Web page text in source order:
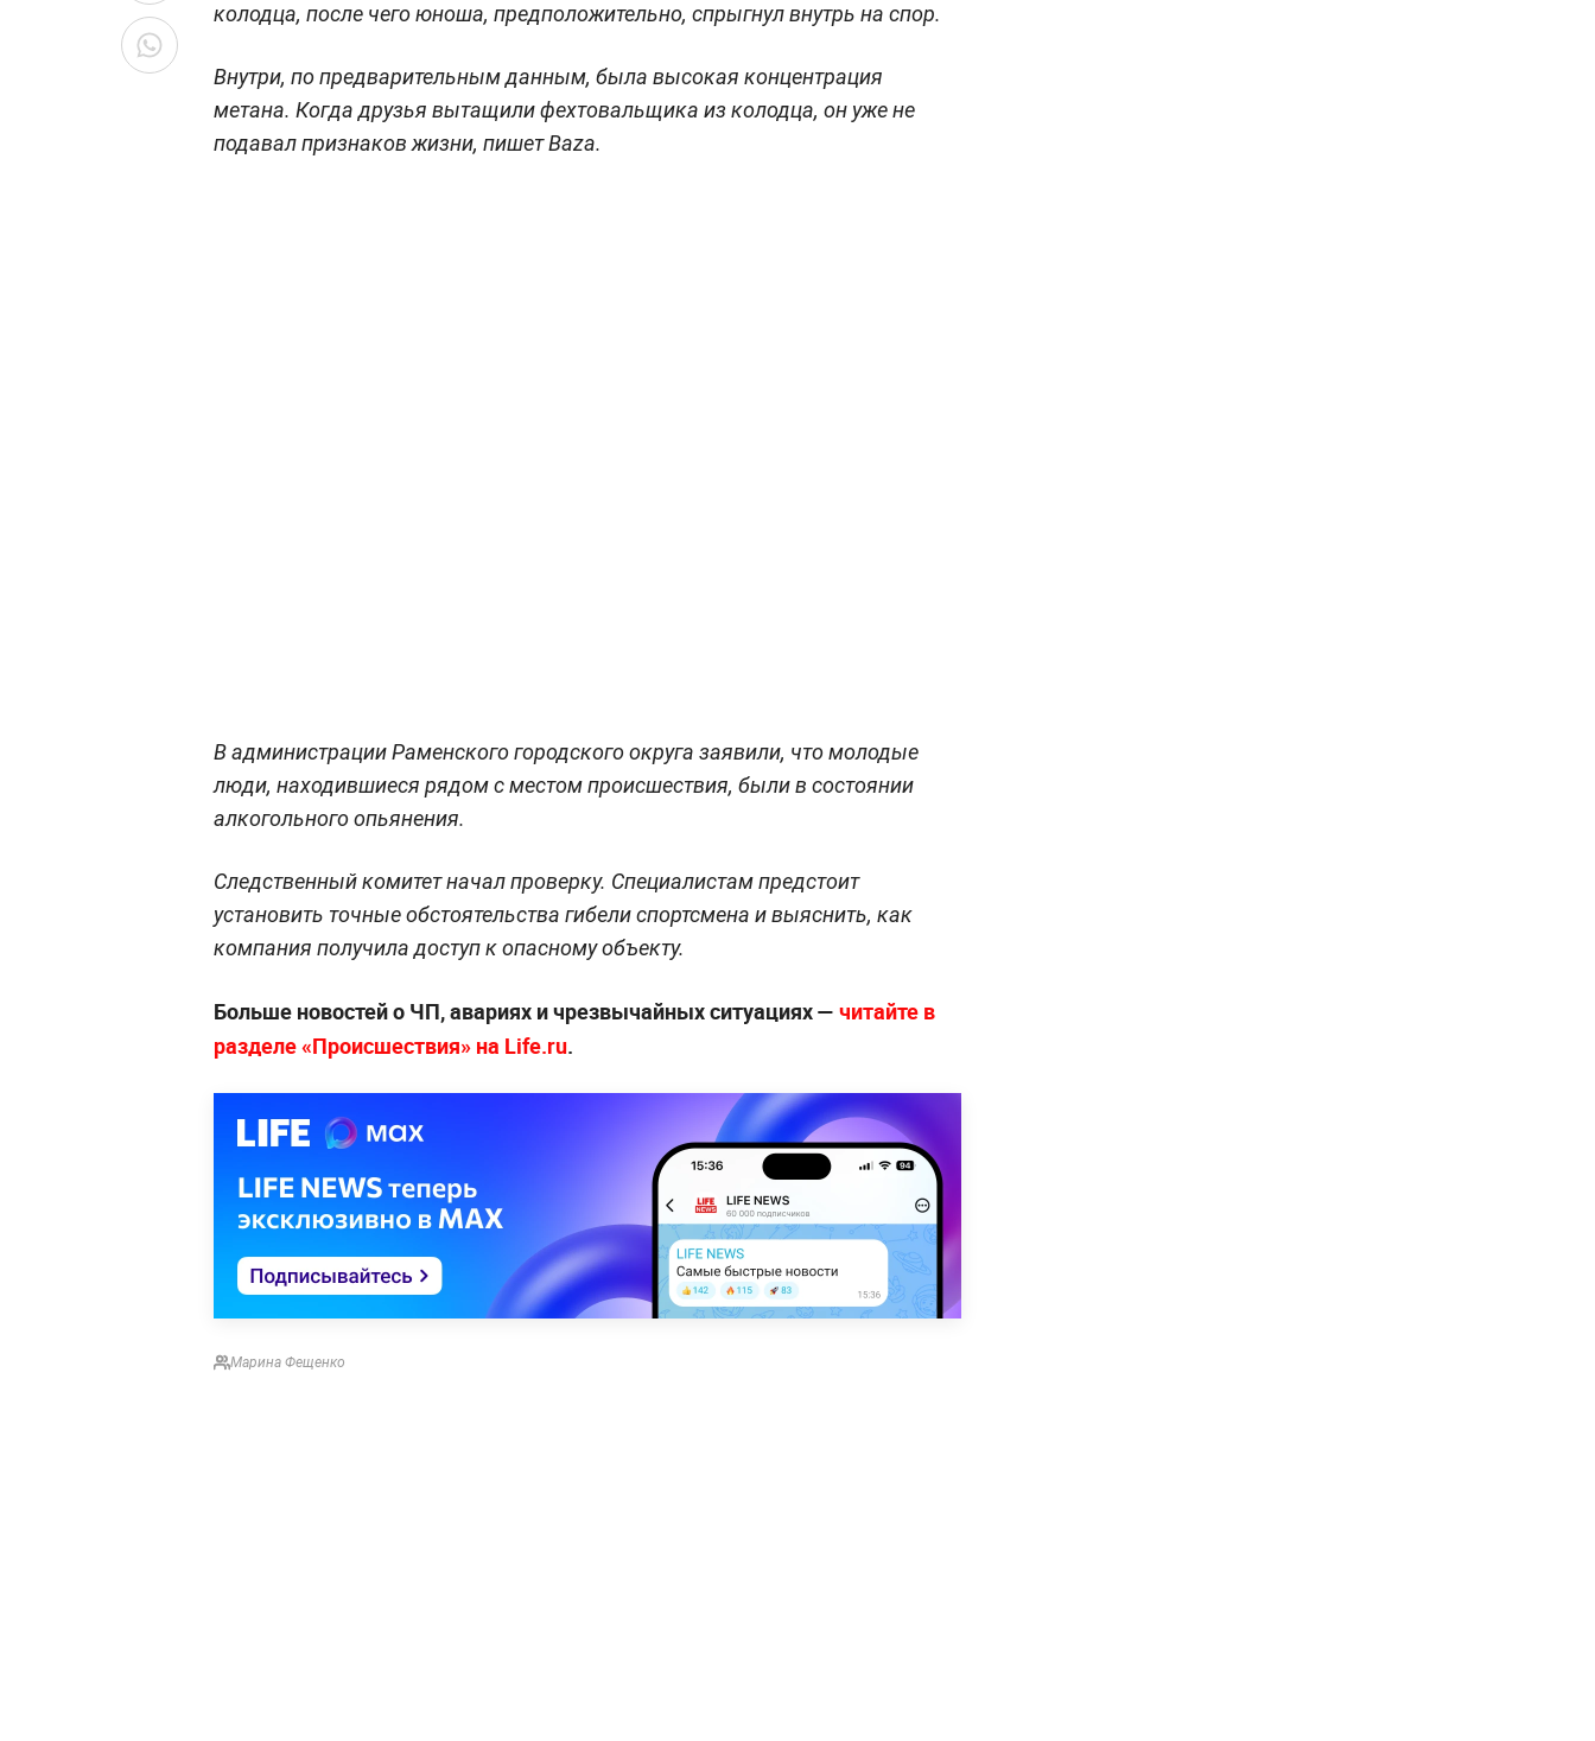
колодца, после чего юноша, предположительно, спрыгнул внутрь на спор.
Внутри, по предварительным данным, была высокая концентрация
метана. Когда друзья вытащили фехтовальщика из колодца, он уже не
подавал признаков жизни, пишет Baza.
В администрации Раменского городского округа заявили, что молодые
люди, находившиеся рядом с местом происшествия, были в состоянии
алкогольного опьянения.
Следственный комитет начал проверку. Специалистам предстоит
установить точные обстоятельства гибели спортсмена и выяснить, как
компания получила доступ к опасному объекту.
Больше новостей о ЧП, авариях и чрезвычайных ситуациях — читайте в
разделе «Происшествия» на Life.ru.
Марина Фещенко